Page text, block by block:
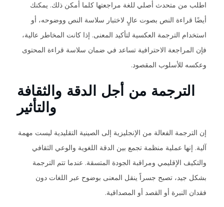
اطلب من متحدث أصلي للغة مراجعتها كلما أمكن ذلك. يمكنك
أيضًا قراءة النص بصوت عالٍ لاختبار سلاسة النص ووضوحه، أو
استخدام الترجمة العكسية لتأكيد المعنى. إذا كانت المخاطر عالية،
فإن المراجعة الاحترافية تساعد في ضمان سلاسة قراءة المحتوى
وعكسه للأسلوب المقصود.
الترجمة من أجل الدقة والثقافة
والتأثير
إن الترجمة الفعالة من الإنجليزية إلى الصينية التقليدية ليست مهمة
آلية. إنها عملية منظمة تجمع بين الدقة اللغوية والوعي الثقافي
والتكيف الإقليمي ومراقبة الجودة المتسقة. عندما تتم الترجمة
بشكل جيد، تصبح جسراً ينقل المعنى بوضوح عبر اللغات دون
فقدان النبرة أو القصد أو المصداقية.